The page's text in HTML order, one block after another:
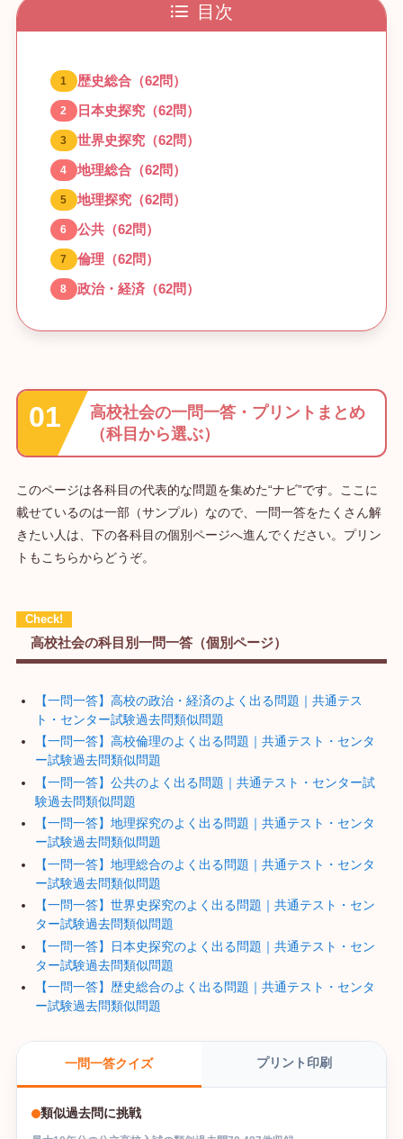
目次
歴史総合（62問）
日本史探究（62問）
世界史探究（62問）
地理総合（62問）
地理探究（62問）
公共（62問）
倫理（62問）
政治・経済（62問）
高校社会の一問一答・プリントまとめ
（科目から選ぶ）
このページは各科目の代表的な問題を集めた“ナビ”です。ここに
載せているのは一部（サンプル）なので、一問一答をたくさん解
きたい人は、下の各科目の個別ページへ進んでください。プリン
トもこちらからどうぞ。
高校社会の科目別一問一答（個別ページ）
【一問一答】高校の政治・経済のよく出る問題｜共通テス
ト・センター試験過去問類似問題
【一問一答】高校倫理のよく出る問題｜共通テスト・センタ
ー試験過去問類似問題
【一問一答】公共のよく出る問題｜共通テスト・センター試
験過去問類似問題
【一問一答】地理探究のよく出る問題｜共通テスト・センタ
ー試験過去問類似問題
【一問一答】地理総合のよく出る問題｜共通テスト・センタ
ー試験過去問類似問題
【一問一答】世界史探究のよく出る問題｜共通テスト・セン
ター試験過去問類似問題
【一問一答】日本史探究のよく出る問題｜共通テスト・セン
ター試験過去問類似問題
【一問一答】歴史総合のよく出る問題｜共通テスト・センタ
ー試験過去問類似問題
一問一答クイズ プリント印刷
類似過去問に挑戦